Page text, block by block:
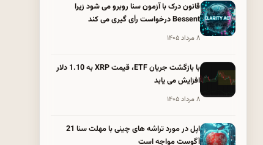
قانون درک با آزمون سنا روبرو می شود زیرا
Bessent درخواست رأی گیری می کند
۸ مرداد ۱۴۰۵
با بازگشت جریان ETF، قیمت XRP به 1.10 دلار
افزایش می یابد
۸ مرداد ۱۴۰۵
اپل در مورد تراشه های چینی با مهلت سنا 21
آگوست مواجه است